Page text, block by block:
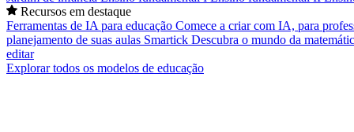
Recursos em destaque
Ferramentas de IA para educação Comece a criar com IA, para
planejamento de suas aulas Smartick Descubra o mundo da
editar
Explorar todos os modelos de educação